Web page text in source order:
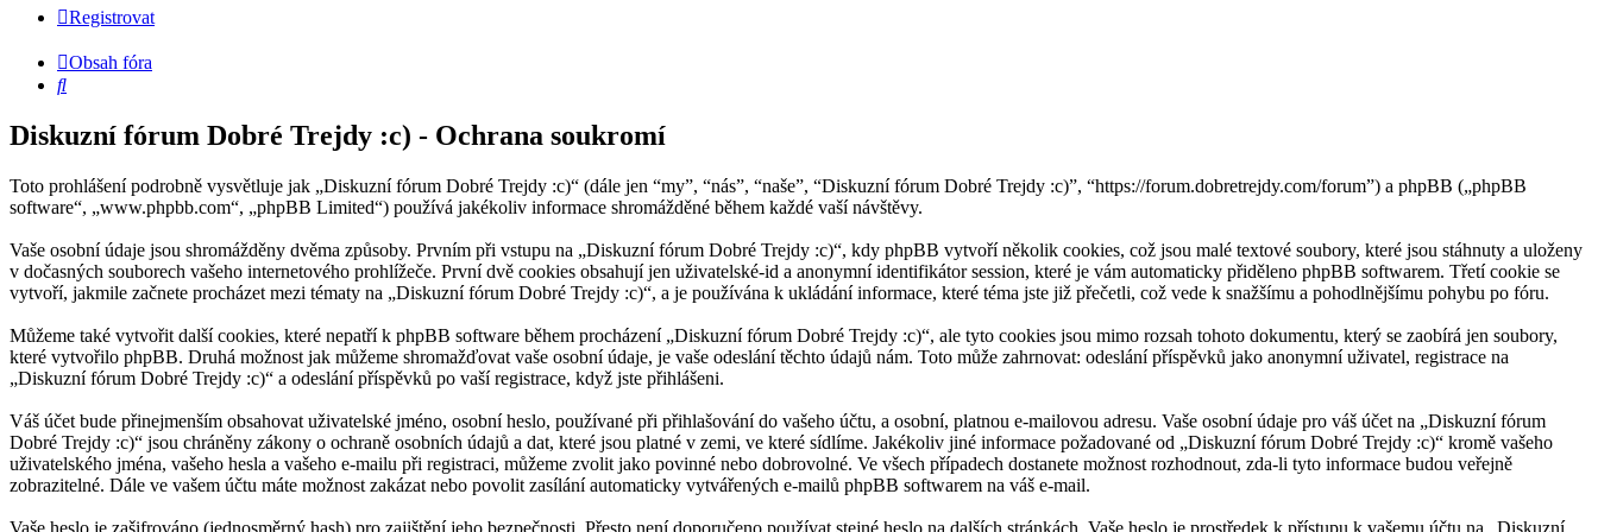
Registrovat
Obsah fóra
Hledat
Diskuzní fórum Dobré Trejdy :c) - Ochrana soukromí
Toto prohlášení podrobně vysvětluje jak „Diskuzní fórum Dobré Trejdy :c)“ (dále jen “my”, “nás”, “naše”, “Diskuzní fórum Dobré Trejdy :c)”, “https://forum.dobretrejdy.com/forum”) a phpBB („phpBB
software“, „www.phpbb.com“, „phpBB Limited“) používá jakékoliv informace shromážděné během každé vaší návštěvy.
Vaše osobní údaje jsou shromážděny dvěma způsoby. Prvním při vstupu na „Diskuzní fórum Dobré Trejdy :c)“, kdy phpBB vytvoří několik cookies, což jsou malé textové soubory, které jsou stáhnuty a uloženy
v dočasných souborech vašeho internetového prohlížeče. První dvě cookies obsahují jen uživatelské-id a anonymní identifikátor session, které je vám automaticky přiděleno phpBB softwarem. Třetí cookie se
vytvoří, jakmile začnete procházet mezi tématy na „Diskuzní fórum Dobré Trejdy :c)“, a je používána k ukládání informace, které téma jste již přečetli, což vede k snažšímu a pohodlnějšímu pohybu po fóru.
Můžeme také vytvořit další cookies, které nepatří k phpBB software během procházení „Diskuzní fórum Dobré Trejdy :c)“, ale tyto cookies jsou mimo rozsah tohoto dokumentu, který se zaobírá jen soubory,
které vytvořilo phpBB. Druhá možnost jak můžeme shromažďovat vaše osobní údaje, je vaše odeslání těchto údajů nám. Toto může zahrnovat: odeslání příspěvků jako anonymní uživatel, registrace na
„Diskuzní fórum Dobré Trejdy :c)“ a odeslání příspěvků po vaší registrace, když jste přihlášeni.
Váš účet bude přinejmenším obsahovat uživatelské jméno, osobní heslo, používané při přihlašování do vašeho účtu, a osobní, platnou e-mailovou adresu. Vaše osobní údaje pro váš účet na „Diskuzní fórum
Dobré Trejdy :c)“ jsou chráněny zákony o ochraně osobních údajů a dat, které jsou platné v zemi, ve které sídlíme. Jakékoliv jiné informace požadované od „Diskuzní fórum Dobré Trejdy :c)“ kromě vašeho
uživatelského jména, vašeho hesla a vašeho e-mailu při registraci, můžeme zvolit jako povinné nebo dobrovolné. Ve všech případech dostanete možnost rozhodnout, zda-li tyto informace budou veřejně
zobrazitelné. Dále ve vašem účtu máte možnost zakázat nebo povolit zasílání automaticky vytvářených e-mailů phpBB softwarem na váš e-mail.